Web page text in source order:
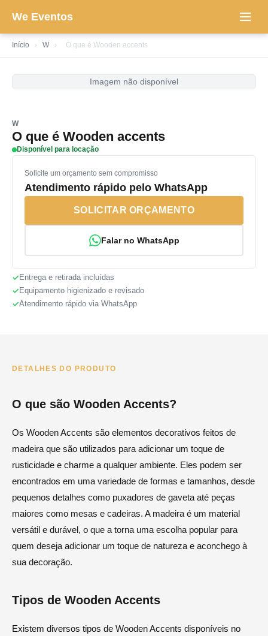
We Eventos
Início › W › O que é Wooden accents
Imagem não disponível
W
O que é Wooden accents
Disponível para locação
Solicite um orçamento sem compromisso
Atendimento rápido pelo WhatsApp
SOLICITAR ORÇAMENTO
Falar no WhatsApp
Entrega e retirada incluídas
Equipamento higienizado e revisado
Atendimento rápido via WhatsApp
DETALHES DO PRODUTO
O que são Wooden Accents?
Os Wooden Accents são elementos decorativos feitos de
madeira que são utilizados para adicionar um toque de
rusticidade e charme a qualquer ambiente. Eles podem ser
encontrados em uma variedade de formas e tamanhos, desde
pequenos detalhes como puxadores de gaveta até peças
maiores como mesas e cadeiras. A madeira é um material
versátil e durável, o que a torna uma escolha popular para
quem deseja adicionar um toque de natureza e aconchego à
sua decoração.
Tipos de Wooden Accents
Existem diversos tipos de Wooden Accents disponíveis no